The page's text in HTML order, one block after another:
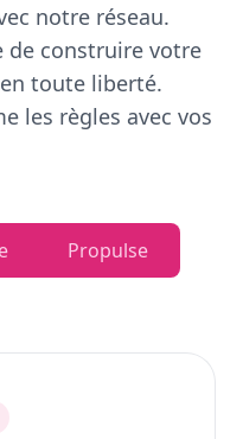
notre réseau.
de construire votre
toute liberté.
les règles avec vos
Propulse